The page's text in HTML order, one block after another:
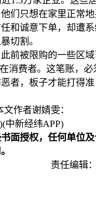
们只想在家里正常
和诚意下单，却遭
切割。
被限购的一些区域
消费者。这笔账，必
者，板子才能打得
作者谢婧雯：
)(中新经纬APP)
面授权，任何单位
责任编辑